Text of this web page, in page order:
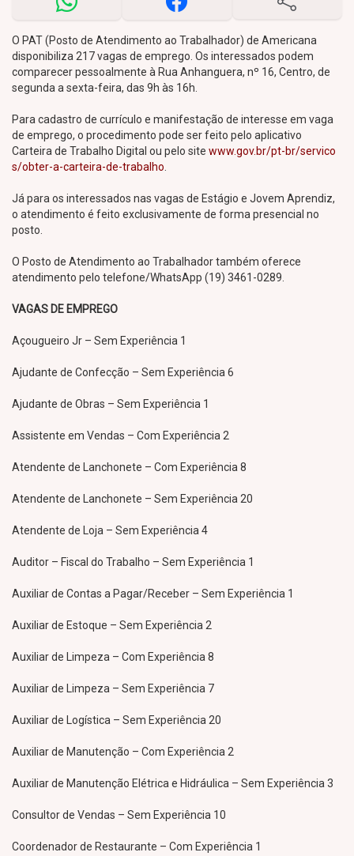
O PAT (Posto de Atendimento ao Trabalhador) de Americana
disponibiliza 217 vagas de emprego. Os interessados podem
comparecer pessoalmente à Rua Anhanguera, nº 16, Centro, de
segunda a sexta-feira, das 9h às 16h.
Para cadastro de currículo e manifestação de interesse em vaga
de emprego, o procedimento pode ser feito pelo aplicativo
Carteira de Trabalho Digital ou pelo site www.gov.br/pt-br/servico
s/obter-a-carteira-de-trabalho
Já para os interessados nas vagas de Estágio e Jovem Aprendiz,
o atendimento é feito exclusivamente de forma presencial no
posto.
O Posto de Atendimento ao Trabalhador também oferece
atendimento pelo telefone/WhatsApp (19) 3461-0289.
VAGAS DE EMPREGO
Açougueiro Jr – Sem Experiência 1
Ajudante de Confecção – Sem Experiência 6
Ajudante de Obras – Sem Experiência 1
Assistente em Vendas – Com Experiência 2
Atendente de Lanchonete – Com Experiência 8
Atendente de Lanchonete – Sem Experiência 20
Atendente de Loja – Sem Experiência 4
Auditor – Fiscal do Trabalho – Sem Experiência 1
Auxiliar de Contas a Pagar/Receber – Sem Experiência 1
Auxiliar de Estoque – Sem Experiência 2
Auxiliar de Limpeza – Com Experiência 8
Auxiliar de Limpeza – Sem Experiência 7
Auxiliar de Logística – Sem Experiência 20
Auxiliar de Manutenção – Com Experiência 2
Auxiliar de Manutenção Elétrica e Hidráulica – Sem Experiência 3
Consultor de Vendas – Sem Experiência 10
Coordenador de Restaurante – Com Experiência 1